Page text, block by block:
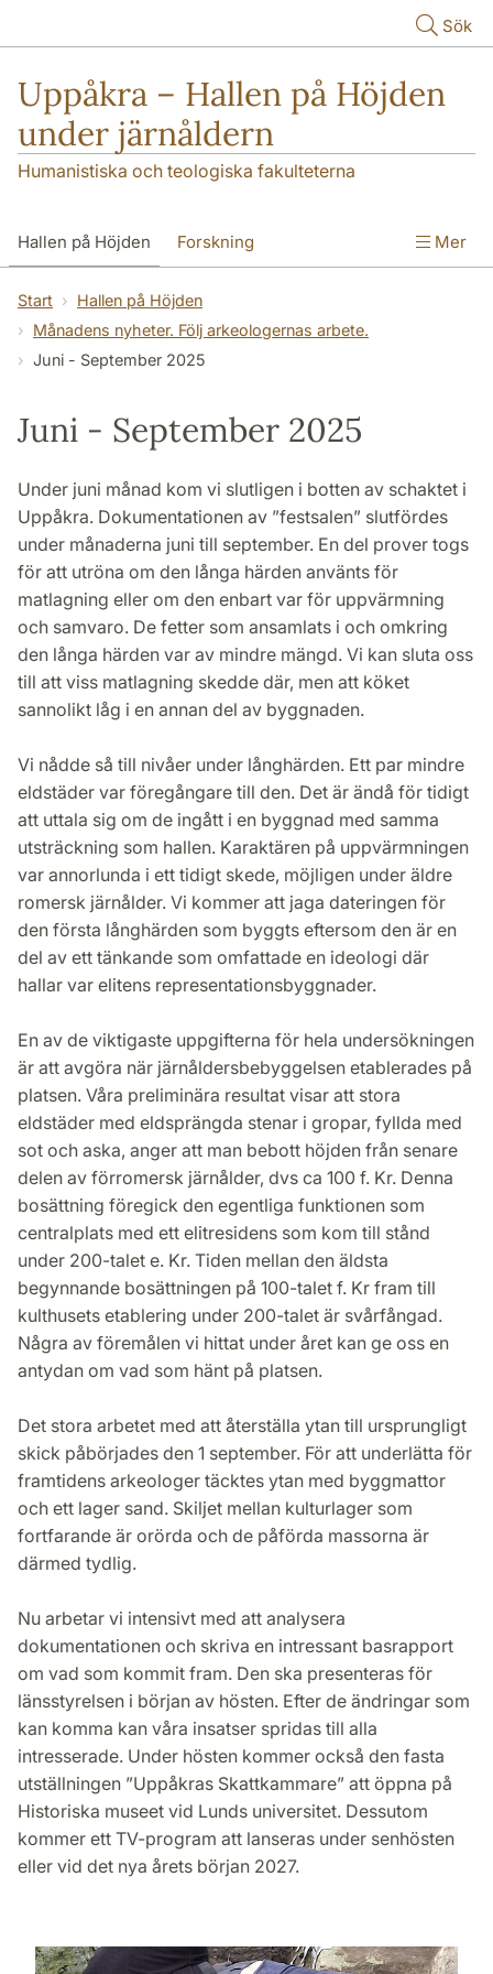
Sök
Uppåkra – Hallen på Höjden
under järnåldern
Humanistiska och teologiska fakulteterna
Hallen på Höjden Forskning
Publikationer Uppåkra i media
Seminarieundersökningar Kontakt
Mer
Start
Hallen på Höjden
Månadens nyheter. Följ arkeologernas arbete.
Juni - September 2025
Juni - September 2025
Under juni månad kom vi slutligen i botten av schaktet i
Uppåkra. Dokumentationen av ”festsalen” slutfördes
under månaderna juni till september. En del prover togs
för att utröna om den långa härden använts för
matlagning eller om den enbart var för uppvärmning
och samvaro. De fetter som ansamlats i och omkring
den långa härden var av mindre mängd. Vi kan sluta oss
till att viss matlagning skedde där, men att köket
sannolikt låg i en annan del av byggnaden.
Vi nådde så till nivåer under långhärden. Ett par mindre
eldstäder var föregångare till den. Det är ändå för tidigt
att uttala sig om de ingått i en byggnad med samma
utsträckning som hallen. Karaktären på uppvärmningen
var annorlunda i ett tidigt skede, möjligen under äldre
romersk järnålder. Vi kommer att jaga dateringen för
den första långhärden som byggts eftersom den är en
del av ett tänkande som omfattade en ideologi där
hallar var elitens representationsbyggnader.
En av de viktigaste uppgifterna för hela undersökningen
är att avgöra när järnåldersbebyggelsen etablerades på
platsen. Våra preliminära resultat visar att stora
eldstäder med eldsprängda stenar i gropar, fyllda med
sot och aska, anger att man bebott höjden från senare
delen av förromersk järnålder, dvs ca 100 f. Kr. Denna
bosättning föregick den egentliga funktionen som
centralplats med ett elitresidens som kom till stånd
under 200-talet e. Kr. Tiden mellan den äldsta
begynnande bosättningen på 100-talet f. Kr fram till
kulthusets etablering under 200-talet är svårfångad.
Några av föremålen vi hittat under året kan ge oss en
antydan om vad som hänt på platsen.
Det stora arbetet med att återställa ytan till ursprungligt
skick påbörjades den 1 september. För att underlätta för
framtidens arkeologer täcktes ytan med byggmattor
och ett lager sand. Skiljet mellan kulturlager som
fortfarande är orörda och de påförda massorna är
därmed tydlig.
Nu arbetar vi intensivt med att analysera
dokumentationen och skriva en intressant basrapport
om vad som kommit fram. Den ska presenteras för
länsstyrelsen i början av hösten. Efter de ändringar som
kan komma kan våra insatser spridas till alla
intresserade. Under hösten kommer också den fasta
utställningen ”Uppåkras Skattkammare” att öppna på
Historiska museet vid Lunds universitet. Dessutom
kommer ett TV-program att lanseras under senhösten
eller vid det nya årets början 2027.